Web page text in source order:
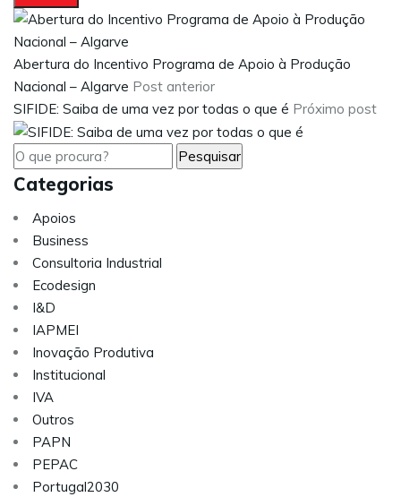
Abertura do Incentivo Programa de Apoio à Produção
Nacional – Algarve Post anterior
SIFIDE: Saiba de uma vez por todas o que é Próximo post
Categorias
Apoios
Business
Consultoria Industrial
Ecodesign
I&D
IAPMEI
Inovação Produtiva
Institucional
IVA
Outros
PAPN
PEPAC
Portugal2030